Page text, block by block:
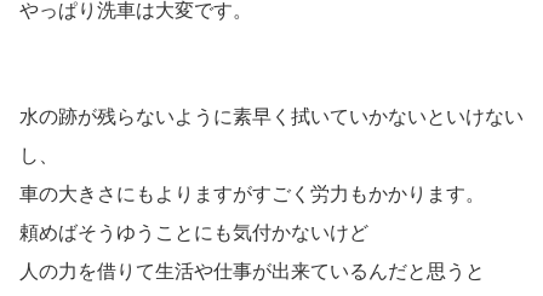
やっぱり洗車は大変です。
水の跡が残らないように素早く拭いていかないといけない
し、
車の大きさにもよりますがすごく労力もかかります。
頼めばそうゆうことにも気付かないけど
人の力を借りて生活や仕事が出来ているんだと思うと